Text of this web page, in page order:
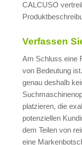
CALCUSO
Verfassen
Am Schluss eine
von Bedeutung
genau deshalb
platzieren, die
potenziellen
dem Teilen von
eine